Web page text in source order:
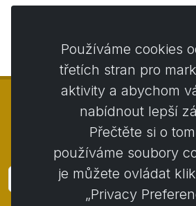
© Copyright 2014 - 2026
Používáme cookies
třetích stran pro
aktivity a abychom
nabídnout lepší
Přečtěte si o
používáme soubory
je můžete ovládat
„Privacy